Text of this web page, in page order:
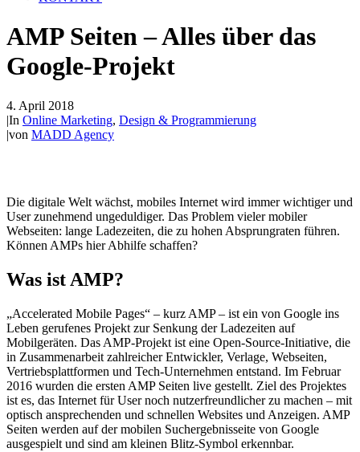
AMP Seiten – Alles über das
Google-Projekt
4. April 2018
|In Online Marketing, Design & Programmierung
|von MADD Agency
Die digitale Welt wächst, mobiles Internet wird immer wichtiger und
User zunehmend ungeduldiger. Das Problem vieler mobiler
Webseiten: lange Ladezeiten, die zu hohen Absprungraten führen.
Können AMPs hier Abhilfe schaffen?
Was ist AMP?
„Accelerated Mobile Pages“ – kurz AMP – ist ein von Google ins
Leben gerufenes Projekt zur Senkung der Ladezeiten auf
Mobilgeräten. Das AMP-Projekt ist eine Open-Source-Initiative, die
in Zusammenarbeit zahlreicher Entwickler, Verlage, Webseiten,
Vertriebsplattformen und Tech-Unternehmen entstand. Im Februar
2016 wurden die ersten AMP Seiten live gestellt. Ziel des Projektes
ist es, das Internet für User noch nutzerfreundlicher zu machen – mit
optisch ansprechenden und schnellen Websites und Anzeigen. AMP
Seiten werden auf der mobilen Suchergebnisseite von Google
ausgespielt und sind am kleinen Blitz-Symbol erkennbar.